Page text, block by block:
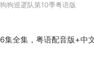
狗巡逻队第10季粤语版
全集，粤语配音版+中